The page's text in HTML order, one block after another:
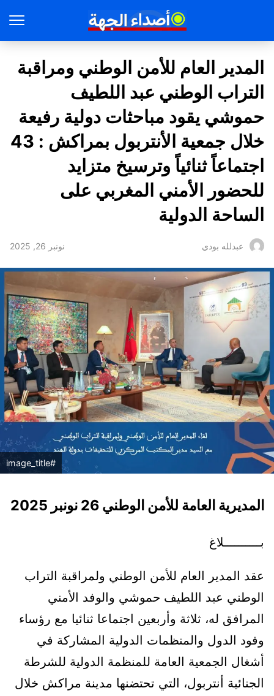
المدير العام للأمن الوطني ومراقبة
التراب الوطني عبد اللطيف
حموشي يقود مباحثات دولية رفيعة
خلال جمعية الأنتربول بمراكش : 43
اجتماعاً ثنائياً وترسيخ متزايد
للحضور الأمني المغربي على
الساحة الدولية
عبدلله بودي نونبر 26, 2025
#image_title
المديرية العامة للأمن الوطني 26 نونبر 2025
بــــــــــلاغ
عقد المدير العام للأمن الوطني ولمراقبة التراب
الوطني عبد اللطيف حموشي والوفد الأمني
المرافق له، ثلاثة وأربعين اجتماعا ثنائيا مع رؤساء
وفود الدول والمنظمات الدولية المشاركة في
أشغال الجمعية العامة للمنظمة الدولية للشرطة
الجنائية أنتربول، التي تحتضنها مدينة مراكش خلال